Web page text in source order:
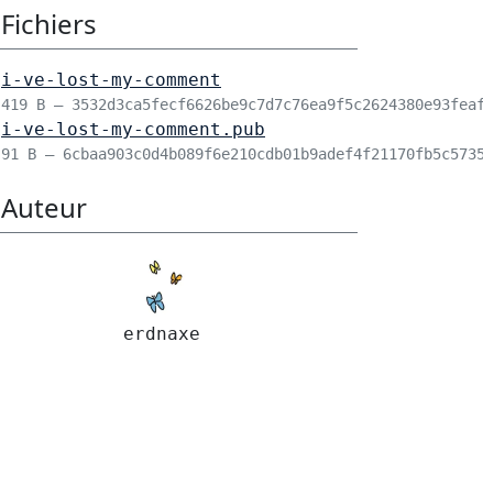
Fichiers
i-ve-lost-my-comment
419 B –
i-ve-lost-my-comment.pub
91 B –
Auteur
erdnaxe